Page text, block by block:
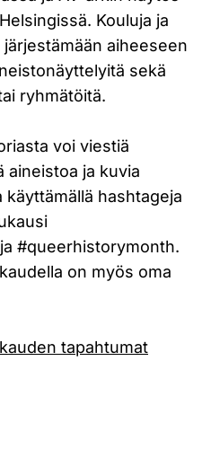
Kouluja ja
aiheeseen
sekä
ryhmätöitä.
voi viestiä
aineistoa ja kuvia
hashtageja
#queerhistorymonth.
on myös oma
tapahtumat